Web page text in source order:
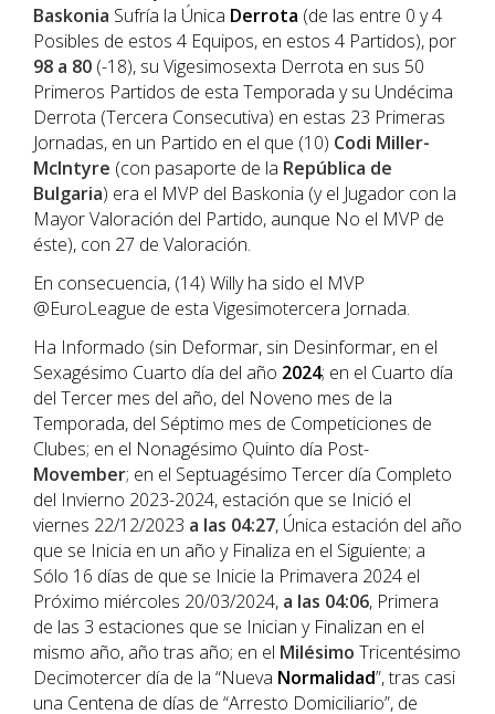
Baskonia Sufría la Única Derrota (de las entre 0 y 4
Posibles de estos 4 Equipos, en estos 4 Partidos), por
98 a 80 (-18), su Vigesimosexta Derrota en sus 50
Primeros Partidos de esta Temporada y su Undécima
Derrota (Tercera Consecutiva) en estas 23 Primeras
Jornadas, en un Partido en el que (10) Codi Miller-
McIntyre (con pasaporte de la República de
Bulgaria) era el MVP del Baskonia (y el Jugador con la
Mayor Valoración del Partido, aunque No el MVP de
éste), con 27 de Valoración.
En consecuencia, (14) Willy ha sido el MVP
@EuroLeague de esta Vigesimotercera Jornada.
Ha Informado (sin Deformar, sin Desinformar, en el
Sexagésimo Cuarto día del año 2024; en el Cuarto día
del Tercer mes del año, del Noveno mes de la
Temporada, del Séptimo mes de Competiciones de
Clubes; en el Nonagésimo Quinto día Post-
Movember; en el Septuagésimo Tercer día Completo
del Invierno 2023-2024, estación que se Inició el
viernes 22/12/2023 a las 04:27, Única estación del año
que se Inicia en un año y Finaliza en el Siguiente; a
Sólo 16 días de que se Inicie la Primavera 2024 el
Próximo miércoles 20/03/2024, a las 04:06, Primera
de las 3 estaciones que se Inician y Finalizan en el
mismo año, año tras año; en el Milésimo Tricentésimo
Decimotercer día de la “Nueva Normalidad”, tras casi
una Centena de días de “Arresto Domiciliario”, de